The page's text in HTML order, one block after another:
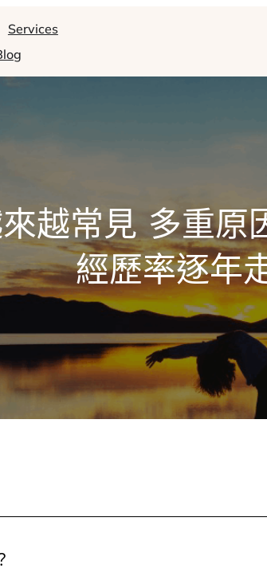
Services
越常見 多重原
經歷率逐年